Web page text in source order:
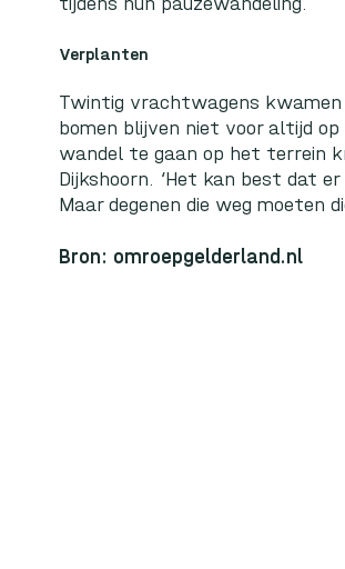
Verplanten
Twintig vrachtwagens
bomen blijven niet voor altijd
wandel te gaan op het terrein
Dijkshoorn. ‘Het kan best dat
Maar degenen die weg moeten
Bron: omroepgelderland.nl